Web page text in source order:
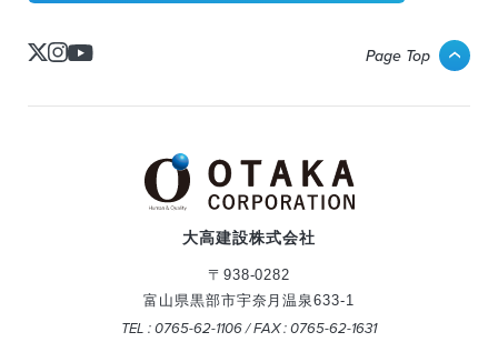
Page Top
大高建設株式会社
〒938-0282
富山県黒部市宇奈月温泉633-1
TEL : 0765-62-1106 / FAX : 0765-62-1631